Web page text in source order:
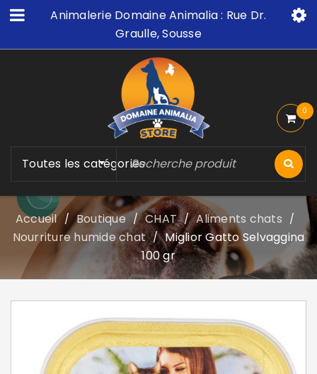
Animalerie Domaine Animalia : Rue Dr.
Graulle, Sousse
Toutes les catégories
0
Accueil / Boutique / CHAT / Aliments chats /
Nourriture humide chat / Miglior Gatto Selvaggina
100 gr